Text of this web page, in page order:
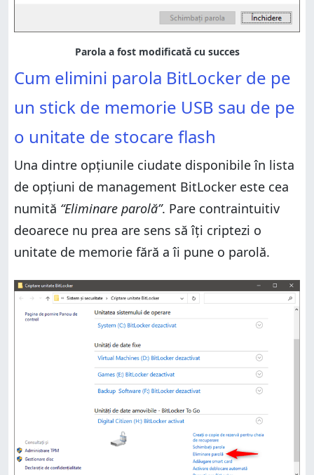
Cum elimini parola BitLocker de pe
un stick de memorie USB sau de pe
o unitate de stocare flash
Una dintre opțiunile ciudate disponibile în lista
de opțiuni de management BitLocker este cea
numită “Eliminare parolă”. Pare contraintuitiv
deoarece nu prea are sens să îți criptezi o
unitate de memorie fără a îi pune o parolă.